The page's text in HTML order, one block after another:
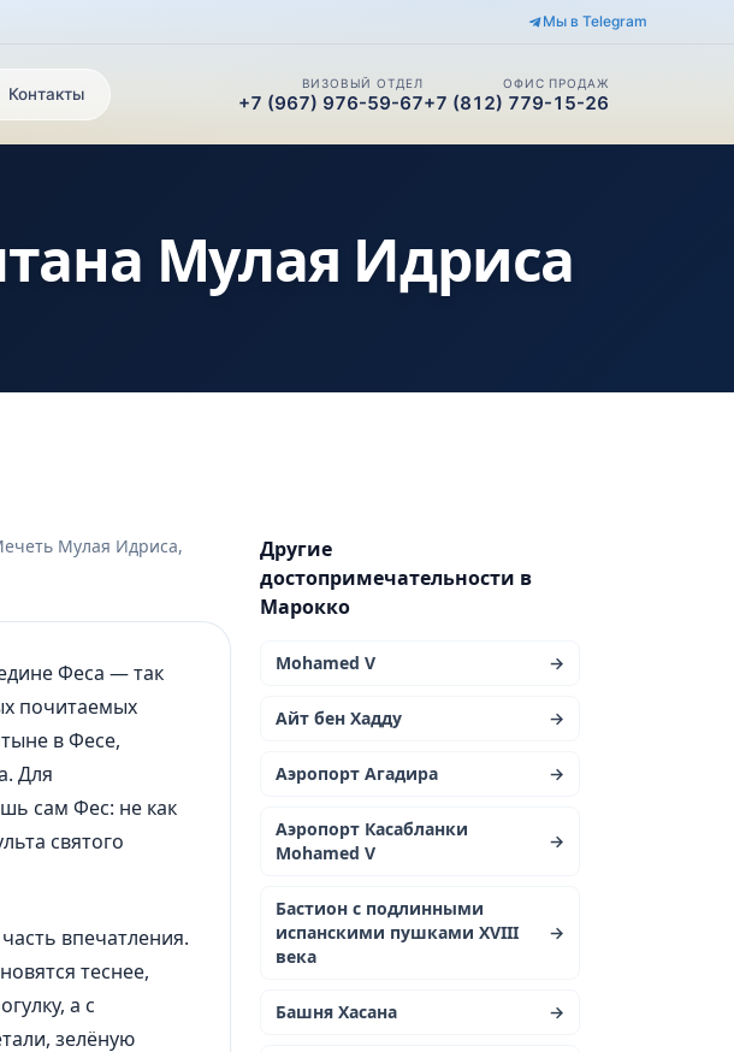
Мы в Telegram
Контакты
ВИЗОВЫЙ ОТДЕЛ
+7 (967) 976-59-67
ОФИС ПРОДАЖ
+7 (812) 779-15-26
Мулая Идриса
Феса — так
почитаемых
в Фесе,
Для
сам Фес: не как
святого
впечатления.
теснее,
а с
зелёную
Другие
достопримечательности в
Марокко
Mohamed V →
Айт бен Хадду →
Аэропорт Агадира →
Аэропорт Касабланки
Mohamed V
→
Бастион с подлинными
испанскими пушками XVIII
века
→
Башня Хасана →